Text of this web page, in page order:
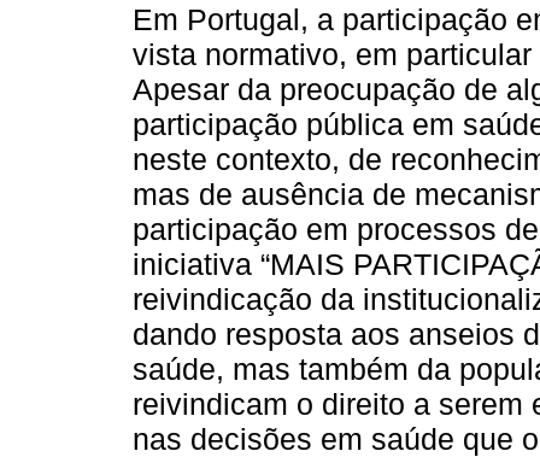
Em Portugal, a participação
vista normativo, em
Apesar da preocupação de
participação pública em
neste contexto, de
mas de ausência de
participação em processos
iniciativa “MAIS
reivindicação da
dando resposta aos anseios
saúde, mas também da
reivindicam o direito a serem
nas decisões em saúde que